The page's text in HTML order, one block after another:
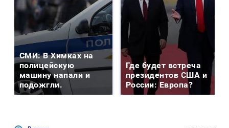
СМИ: В Химках на
полицейскую
машину напали и
подожгли.
Где будет встреча
президентов США и
России: Европа?